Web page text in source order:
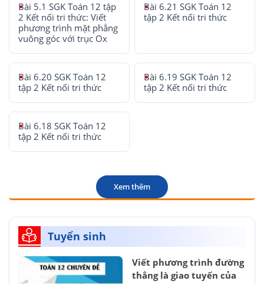
Bài 5.1 SGK Toán 12 tập
2 Kết nối tri thức: Viết
phương trình mặt phẳng
vuông góc với trục Ox
Bài 6.21 SGK Toán 12
tập 2 Kết nối tri thức
Bài 6.20 SGK Toán 12
tập 2 Kết nối tri thức
Bài 6.19 SGK Toán 12
tập 2 Kết nối tri thức
Bài 6.18 SGK Toán 12
tập 2 Kết nối tri thức
Xem thêm
Tuyển sinh
Viết phương trình đường
thẳng là giao tuyến của